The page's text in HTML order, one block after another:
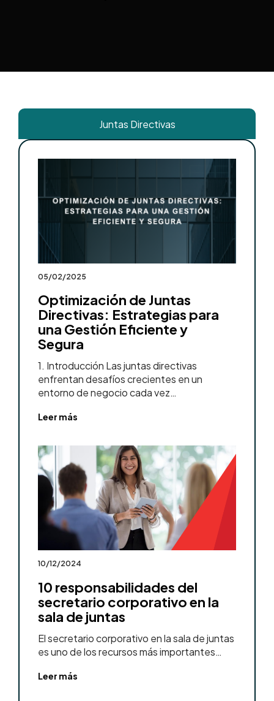
Juntas Directivas
05/02/2025
Optimización de Juntas
Directivas: Estrategias para
una Gestión Eficiente y
Segura
1. Introducción Las juntas directivas
enfrentan desafíos crecientes en un
entorno de negocio cada vez…
Leer más
10/12/2024
10 responsabilidades del
secretario corporativo en la
sala de juntas
El secretario corporativo en la sala de juntas
es uno de los recursos más importantes…
Leer más